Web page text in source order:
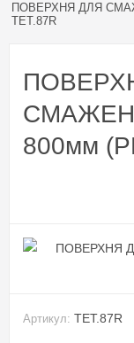
ПОВЕРХНЯ ДЛЯ
TET.87R
800мм
Артикул: TET.87R